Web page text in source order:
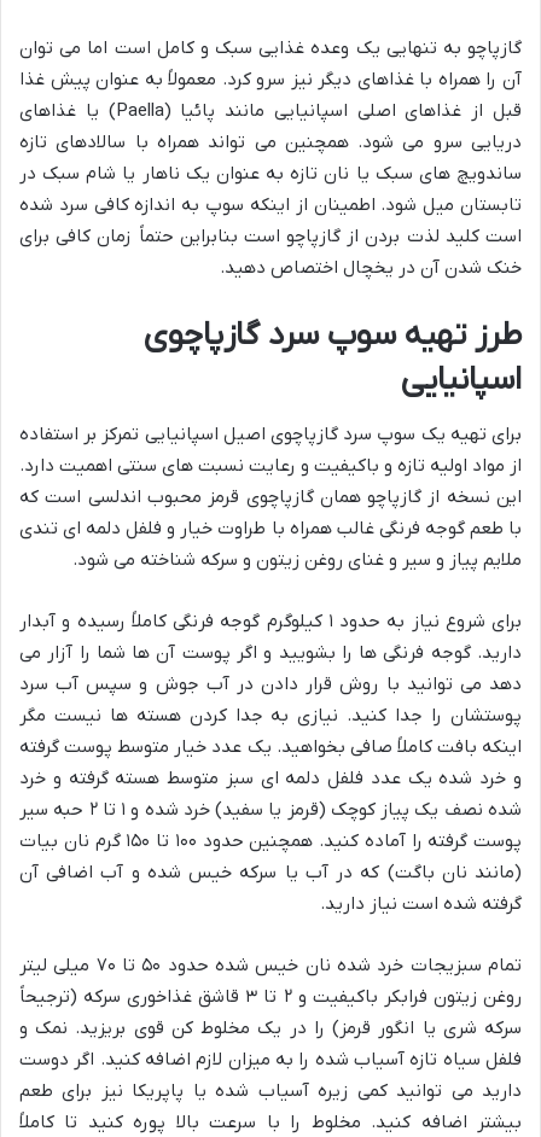
گازپاچو به تنهایی یک وعده غذایی سبک و کامل است اما می توان
آن را همراه با غذاهای دیگر نیز سرو کرد. معمولاً به عنوان پیش غذا
قبل از غذاهای اصلی اسپانیایی مانند پائیا (Paella) یا غذاهای
دریایی سرو می شود. همچنین می تواند همراه با سالادهای تازه
ساندویچ های سبک یا نان تازه به عنوان یک ناهار یا شام سبک در
تابستان میل شود. اطمینان از اینکه سوپ به اندازه کافی سرد شده
است کلید لذت بردن از گازپاچو است بنابراین حتماً زمان کافی برای
خنک شدن آن در یخچال اختصاص دهید.
طرز تهیه سوپ سرد گازپاچوی
اسپانیایی
برای تهیه یک سوپ سرد گازپاچوی اصیل اسپانیایی تمرکز بر استفاده
از مواد اولیه تازه و باکیفیت و رعایت نسبت های سنتی اهمیت دارد.
این نسخه از گازپاچو همان گازپاچوی قرمز محبوب اندلسی است که
با طعم گوجه فرنگی غالب همراه با طراوت خیار و فلفل دلمه ای تندی
ملایم پیاز و سیر و غنای روغن زیتون و سرکه شناخته می شود.
برای شروع نیاز به حدود ۱ کیلوگرم گوجه فرنگی کاملاً رسیده و آبدار
دارید. گوجه فرنگی ها را بشویید و اگر پوست آن ها شما را آزار می
دهد می توانید با روش قرار دادن در آب جوش و سپس آب سرد
پوستشان را جدا کنید. نیازی به جدا کردن هسته ها نیست مگر
اینکه بافت کاملاً صافی بخواهید. یک عدد خیار متوسط پوست گرفته
و خرد شده یک عدد فلفل دلمه ای سبز متوسط هسته گرفته و خرد
شده نصف یک پیاز کوچک (قرمز یا سفید) خرد شده و ۱ تا ۲ حبه سیر
پوست گرفته را آماده کنید. همچنین حدود ۱۰۰ تا ۱۵۰ گرم نان بیات
(مانند نان باگت) که در آب یا سرکه خیس شده و آب اضافی آن
گرفته شده است نیاز دارید.
تمام سبزیجات خرد شده نان خیس شده حدود ۵۰ تا ۷۰ میلی لیتر
روغن زیتون فرابکر باکیفیت و ۲ تا ۳ قاشق غذاخوری سرکه (ترجیحاً
سرکه شری یا انگور قرمز) را در یک مخلوط کن قوی بریزید. نمک و
فلفل سیاه تازه آسیاب شده را به میزان لازم اضافه کنید. اگر دوست
دارید می توانید کمی زیره آسیاب شده یا پاپریکا نیز برای طعم
بیشتر اضافه کنید. مخلوط را با سرعت بالا پوره کنید تا کاملاً